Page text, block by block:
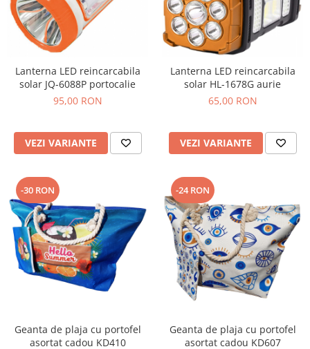
Lanterna LED reincarcabila
solar JQ-6088P portocalie
95,00 RON
VEZI VARIANTE
Lanterna LED reincarcabila
solar HL-1678G aurie
65,00 RON
VEZI VARIANTE
-30 RON
Geanta de plaja cu portofel
asortat cadou KD410
-24 RON
Geanta de plaja cu portofel
asortat cadou KD607